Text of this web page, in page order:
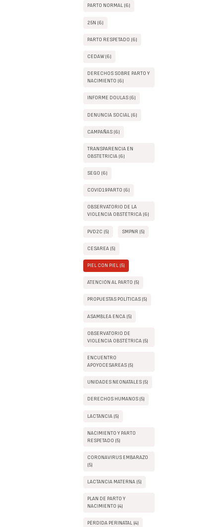
PARTO NORMAL (6)
25N (6)
PARTO RESPETADO (6)
CEDAW (6)
DERECHOS SOBRE PARTO Y
NACIMIENTO (6)
INFORME DOULAS (6)
DENUNCIA SOCIAL (6)
CAMPAÑAS (6)
TRANSPARENCIA EN
OBSTETRICIA (6)
SEGO (6)
COVID19PARTO (6)
OBSERVATORIO DE LA
VIOLENCIA OBSTÉTRICA (6)
PVD2C (5) SMPNR (5)
CESAREA (5)
PIEL CON PIEL (5)
ATENCIÓN AL PARTO (5)
PROPUESTAS POLÍTICAS (5)
ASAMBLEA ENCA (5)
OBSERVATORIO DE
VIOLENCIA OBSTÉTRICA (5)
ENCUENTRO
APOYOCESAREAS (5)
UNIDADES NEONATALES (5)
DERECHOS HUMANOS (5)
LACTANCIA (5)
NACIMIENTO Y PARTO
RESPETADO (5)
CORONAVIRUS EMBARAZO
(5)
LACTANCIA MATERNA (5)
PLAN DE PARTO Y
NACIMIENTO (4)
PÉRDIDA PERINATAL (4)